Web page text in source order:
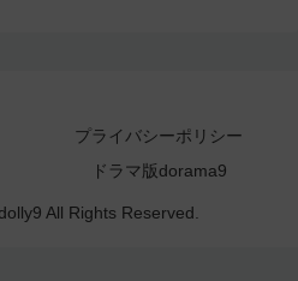
プライバシーポリシー
ドラマ版dorama9
All Rights Reserved.